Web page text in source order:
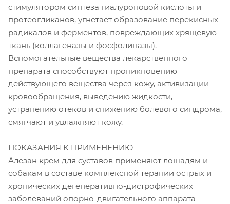
стимулятором синтеза гиалуроновой кислоты и
протеогликанов, угнетает образование перекисных
радикалов и ферментов, повреждающих хрящевую
ткань (коллагеназы и фосфолипазы).
Вспомогательные вещества лекарственного
препарата способствуют проникновению
действующего вещества через кожу, активизации
кровообращения, выведению жидкости,
устранению отеков и снижению болевого синдрома,
смягчают и увлажняют кожу.
ПОКАЗАНИЯ К ПРИМЕНЕНИЮ
Алезан крем для суставов применяют лошадям и
собакам в составе комплексной терапии острых и
хронических дегенеративно-дистрофических
заболеваний опорно-двигательного аппарата